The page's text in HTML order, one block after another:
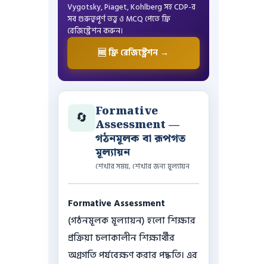
Vygotsky, Piaget, Kohlberg সহ CDP-র
সব গুরুত্বপূর্ণ তত্ত্ব ও MCQ পেতে ফ্রি
রেজিস্ট্রেশন করুন।
🆓 ফ্রি রেজিস্ট্রেশন →
🔄 Formative
Assessment —
গঠনমূলক বা রূপগত
মূল্যায়ন
শেখার সময়, শেখার জন্য মূল্যায়ন
Formative Assessment
(গঠনমূলক মূল্যায়ন) হলো শিক্ষার
প্রক্রিয়া চলাকালীন শিক্ষার্থীর
অগ্রগতি পর্যবেক্ষণ করার পদ্ধতি। এর